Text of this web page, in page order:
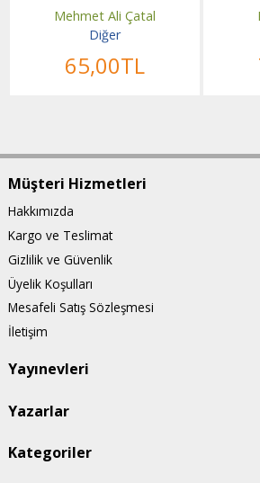
Mehmet Ali Çatal
Diğer
65,00TL
Müşteri Hizmetleri
Hakkımızda
Kargo ve Teslimat
Gizlilik ve Güvenlik
Üyelik Koşulları
Mesafeli Satış Sözleşmesi
İletişim
Yayınevleri
Yazarlar
Kategoriler